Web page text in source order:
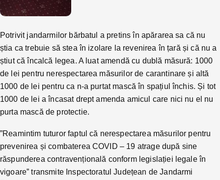
Potrivit jandarmilor bărbatul a pretins în apărarea sa că nu
știa ca trebuie să stea în izolare la revenirea în țară și că nu a
știut că încalcă legea. A luat amendă cu dublă măsură: 1000
de lei pentru nerespectarea măsurilor de carantinare și altă
1000 de lei pentru ca n-a purtat mască în spațiul închis. Și tot
1000 de lei a încasat drept amenda amicul care nici nu el nu
purta mască de protectie.
”Reamintim tuturor faptul că nerespectarea măsurilor pentru
prevenirea și combaterea COVID – 19 atrage după sine
răspunderea contravențională conform legislației legale în
vigoare” transmite Inspectoratul Județean de Jandarmi